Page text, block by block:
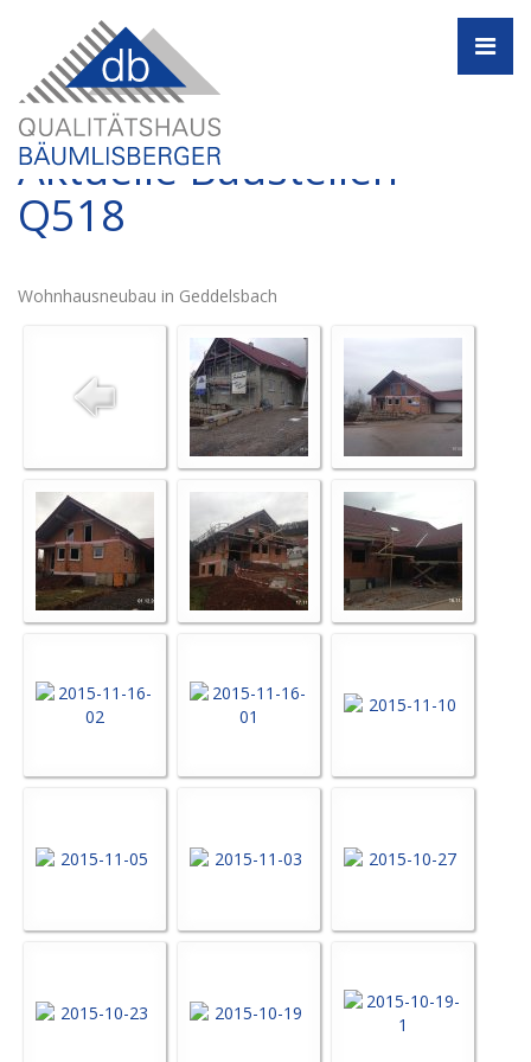
Aktuelle Baustellen -
Q518
Wohnhausneubau in Geddelsbach